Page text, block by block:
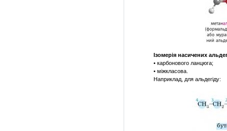
Ізомерія насичених
• карбонового ланцюга;
• міжкласова.
Наприклад, для альдегіду: